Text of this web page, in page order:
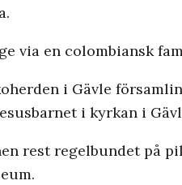
via en colombiansk
i Gävle
i kyrkan i
rest regelbundet på